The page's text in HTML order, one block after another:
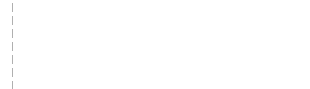
|
|
|
|
|
|
|